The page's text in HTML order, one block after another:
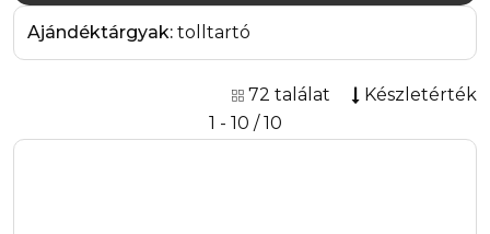
Ajándéktárgyak: tolltartó
72 találat
Készletérték
1 - 10 / 10